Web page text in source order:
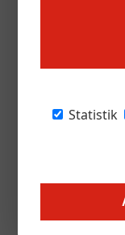
Statistik
mit zahlreichen
besprochen und
dringlichsten